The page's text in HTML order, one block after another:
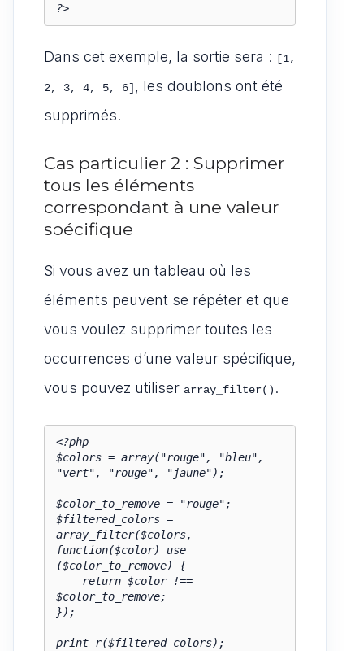
?>
Dans cet exemple, la sortie sera : [1,
2, 3, 4, 5, 6] , les doublons ont été
supprimés.
Cas particulier 2 : Supprimer
tous les éléments
correspondant à une valeur
spécifique
Si vous avez un tableau où les
éléments peuvent se répéter et que
vous voulez supprimer toutes les
occurrences d’une valeur spécifique,
vous pouvez utiliser array_filter() .
<?php
$colors = array("rouge", "bleu",
"vert", "rouge", "jaune");
$color_to_remove = "rouge";
$filtered_colors =
array_filter($colors,
function($color) use
($color_to_remove) {
$color_to_remove;
});
print_r($filtered_colors);